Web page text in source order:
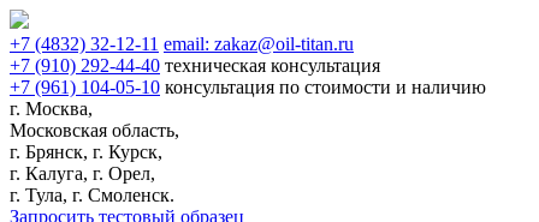
+7 (4832) 32-12-11 email: zakaz@oil-titan.ru
+7 (910) 292-44-40 техническая консультация
+7 (961) 104-05-10 консультация по стоимости и наличию
г. Москва,
Московская область,
г. Брянск, г. Курск,
г. Калуга, г. Орел,
г. Тула, г. Смоленск.
Запросить тестовый образец